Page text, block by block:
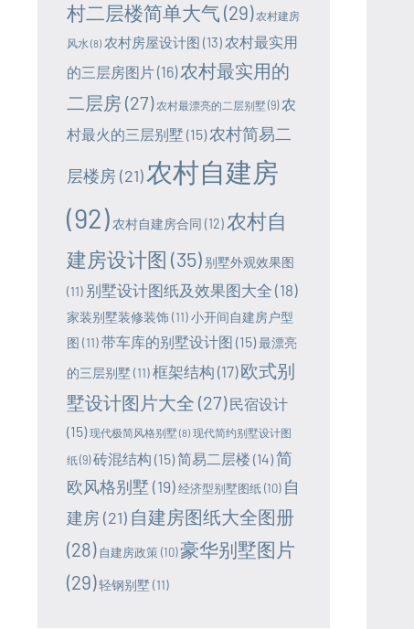
村二层楼简单大气 (29) 农村建房
风水 (8) 农村房屋设计图 (13) 农村最实用
的三层房图片(16)农村最实用的
二层房 (27) 农村最漂亮的二层别墅(9) 农
村最火的三层别墅 (15)农村简易二
层楼房(21)农村自建房
(92) 农村自建房合同 (12) 农村自
建房设计图 (35) 别墅外观效果图
(11) 别墅设计图纸及效果图大全 (18)
家装别墅装修装饰(11)小开间自建房户型
图 (11)带车库的别墅设计图 (15)最漂亮
的三层别墅 (11)框架结构 (17) 欧式别
墅设计图片大全 (27) 民宿设计
(15) 现代极简风格别墅(8) 现代简约别墅设计图
纸(9) 砖混结构 (15)简易二层楼 (14)简
欧风格别墅 (19)经济型别墅图纸(10) 自
建房(21) 自建房图纸大全图册
(28) 自建房政策(10)豪华别墅图片
(29)轻钢别墅 (11)